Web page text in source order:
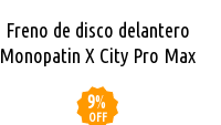
Freno de disco delantero
Monopatin X City Pro Max
9%
OFF